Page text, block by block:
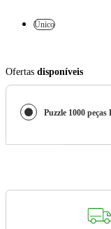
Único
Ofertas disponíveis